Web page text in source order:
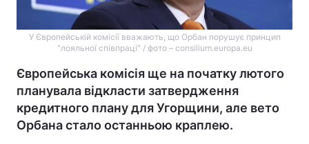
У Європейській комісії вважають, що Орбан порушує принцип
"лояльної співпраці" / фото – consilium.europa.eu
Європейська комісія ще на початку лютого
планувала відкласти затвердження
кредитного плану для Угорщини, але вето
Орбана стало останньою краплею.